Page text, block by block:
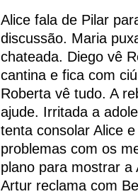
Alice fala de Pilar
discussão. Maria
chateada. Diego vê
cantina e fica com
Roberta vê tudo. A
ajude. Irritada a
tenta consolar Alice
problemas com os
plano para mostrar
Artur reclama com